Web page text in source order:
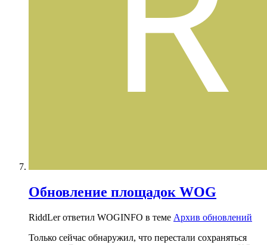
Обновление площадок WOG
RiddLer ответил WOGINFO в теме Архив обновлений
Только сейчас обнаружил, что перестали сохраняться